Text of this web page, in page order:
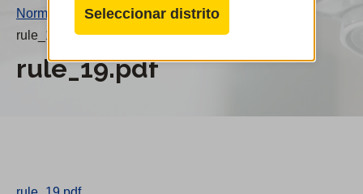
Cal
Water
Seleccionar distrito
Norma 19
rule_19.pdf
rule_19.pdf